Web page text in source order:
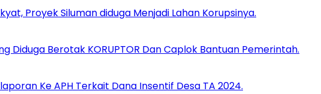
Proyek Siluman diduga Menjadi Lahan Korupsinya.
Diduga Berotak KORUPTOR Dan Caplok Bantuan Pemerintah.
Ke APH Terkait Dana Insentif Desa TA 2024.